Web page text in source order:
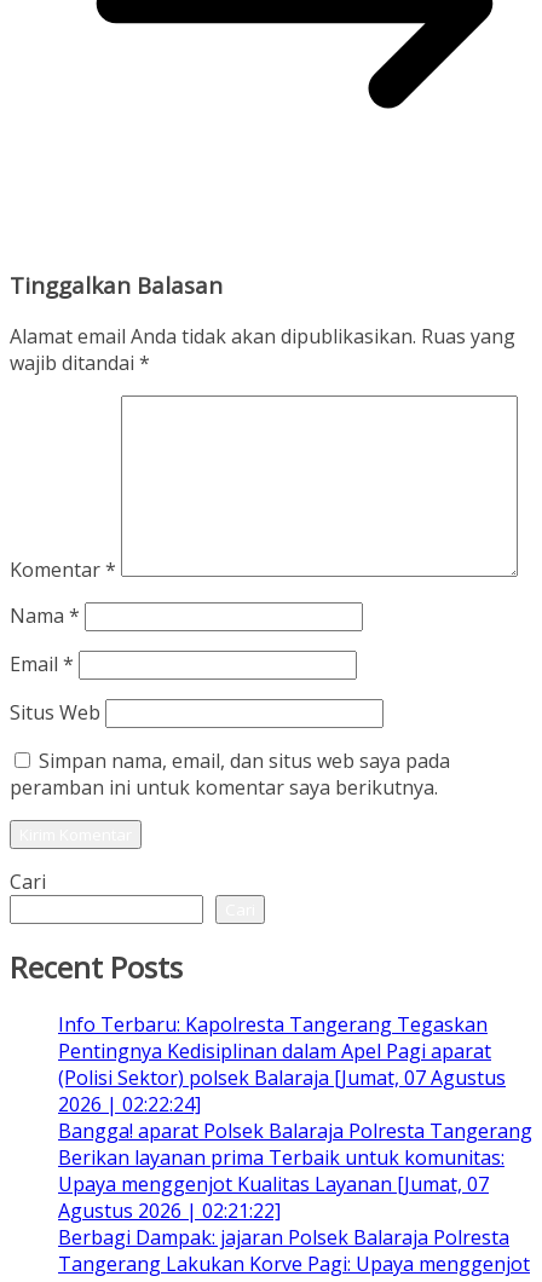
Tinggalkan Balasan
Alamat email Anda tidak akan dipublikasikan. Ruas yang
wajib ditandai *
Komentar*
Nama *
Email *
Situs Web
Simpan nama, email, dan situs web saya pada
peramban ini untuk komentar saya berikutnya.
Cari
Recent Posts
Info Terbaru: Kapolresta Tangerang Tegaskan
Pentingnya Kedisiplinan dalam Apel Pagi aparat
(Polisi Sektor) polsek Balaraja [Jumat, 07 Agustus
2026 | 02:22:24]
Bangga! aparat Polsek Balaraja Polresta Tangerang
Berikan layanan prima Terbaik untuk komunitas:
Upaya menggenjot Kualitas Layanan [Jumat, 07
Agustus 2026 | 02:21:22]
Berbagi Dampak: jajaran Polsek Balaraja Polresta
Tangerang Lakukan Korve Pagi: Upaya menggenjot